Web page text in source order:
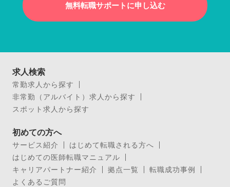
無料転職サポートに申し込む
求人検索
常勤求人から探す
非常勤（アルバイト）求人から探す
スポット求人から探す
初めての方へ
サービス紹介
はじめて転職される方へ
はじめての医師転職マニュアル
キャリアパートナー紹介
拠点一覧
転職成功事例
よくあるご質問